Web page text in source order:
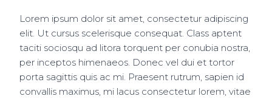
Lorem ipsum dolor sit amet, consectetur adipiscing
elit. Ut cursus scelerisque consequat. Class aptent
taciti sociosqu ad litora torquent per conubia nostra,
per inceptos himenaeos. Donec vel dui et tortor
porta sagittis quis ac mi. Praesent rutrum, sapien id
convallis maximus, mi lacus consectetur lorem, vitae